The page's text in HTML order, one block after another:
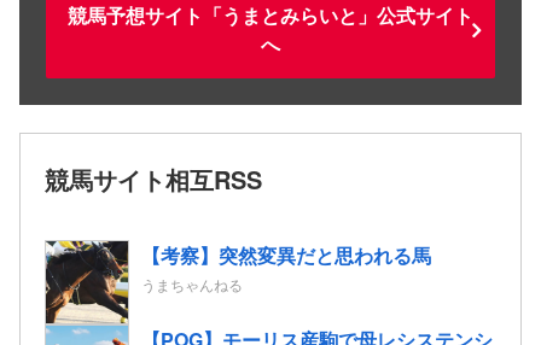
競馬予想サイト「うまとみらいと」公式サイト
へ
競馬サイト相互RSS
【考察】突然変異だと思われる馬
うまちゃんねる
【POG】モーリス産駒で母レシステンシ